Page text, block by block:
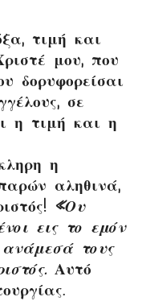
τιμή και
μου, που
δορυφορείσαι
σε
η τιμή και η
η
αληθινά,
«Ου
εις το εμόν
ανάμεσά τους
Αυτό